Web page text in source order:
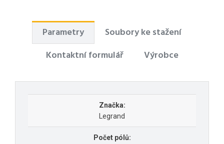
Parametry
Soubory ke stažení
Kontaktní formulář
Výrobce
Značka:
Legrand
Počet pólů: